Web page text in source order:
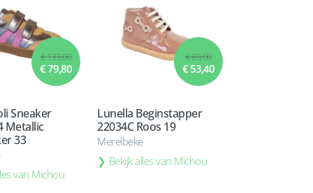
€ 133,00
€ 79,80
Sneaker
Metallic
33
van Michou
€ 89,00
€ 53,40
Lunella Beginstapper
22034C Roos 19
Merelbeke
Bekijk alles van Michou